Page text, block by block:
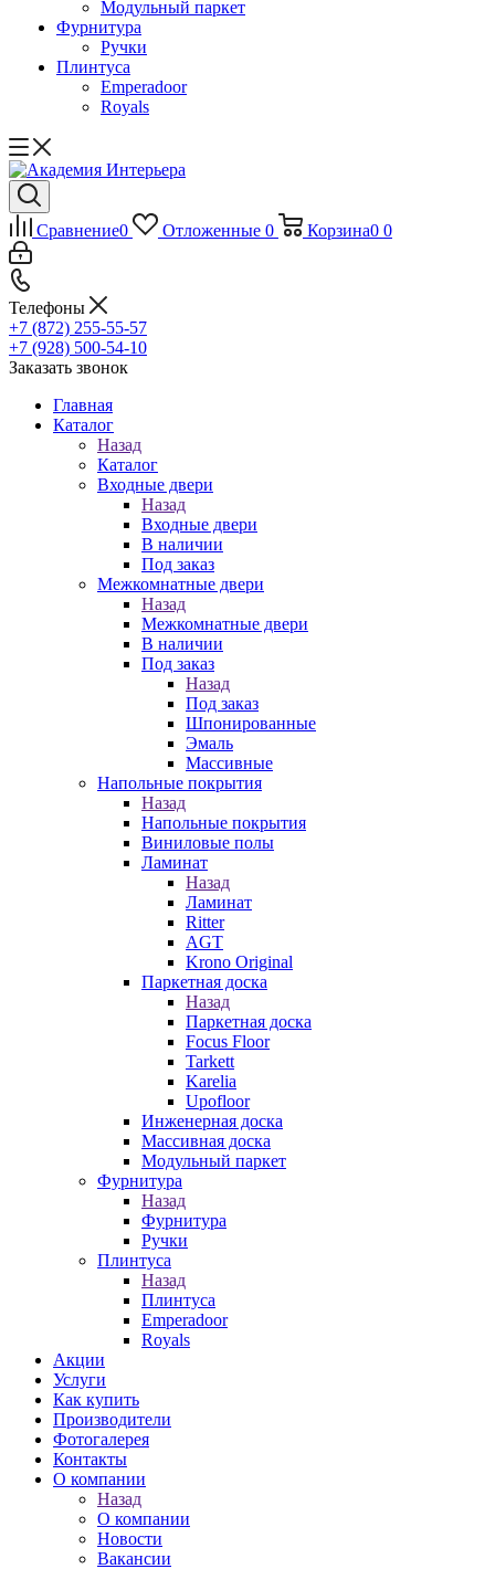
Модульный паркет
Фурнитура
Ручки
Плинтуса
Emperadoor
Royals
Сравнение0 Отложенные 0 Корзина0 0
Телефоны
+7 (872) 255-55-57
+7 (928) 500-54-10
Заказать звонок
Главная
Каталог
Назад
Каталог
Входные двери
Назад
Входные двери
В наличии
Под заказ
Межкомнатные двери
Назад
Межкомнатные двери
В наличии
Под заказ
Назад
Под заказ
Шпонированные
Эмаль
Массивные
Напольные покрытия
Назад
Напольные покрытия
Виниловые полы
Ламинат
Назад
Ламинат
Ritter
AGT
Krono Original
Паркетная доска
Назад
Паркетная доска
Focus Floor
Tarkett
Karelia
Upofloor
Инженерная доска
Массивная доска
Модульный паркет
Фурнитура
Назад
Фурнитура
Ручки
Плинтуса
Назад
Плинтуса
Emperadoor
Royals
Акции
Услуги
Как купить
Производители
Фотогалерея
Контакты
О компании
Назад
О компании
Новости
Вакансии